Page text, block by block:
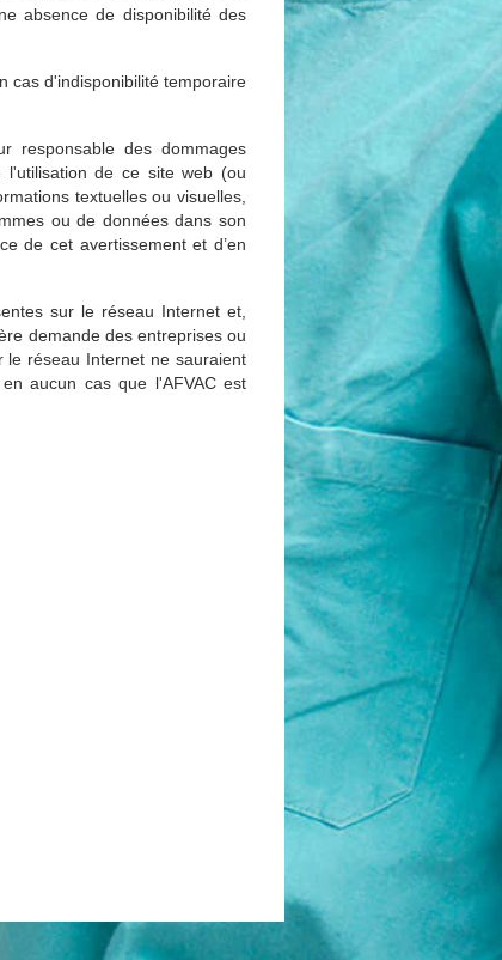
absence de disponibilité des
cas d'indisponibilité temporaire
responsable des dommages
l'utilisation de ce site web (ou
textuelles ou visuelles,
ou de données dans son
de cet avertissement et d’en
sur le réseau Internet et,
demande des entreprises ou
le réseau Internet ne sauraient
aucun cas que l'AFVAC est